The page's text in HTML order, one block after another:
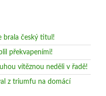
brala český titul!
překvapeními!
vítěznou neděli v řadě!
z triumfu na domácí